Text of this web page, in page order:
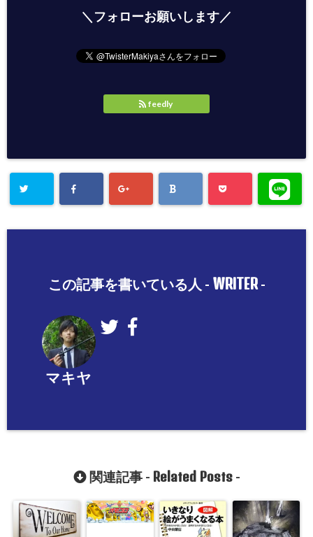
＼フォローお願いします／
feedly
この記事を書いている人 - WRITER-
マキヤ
関連記事 - Related Posts-